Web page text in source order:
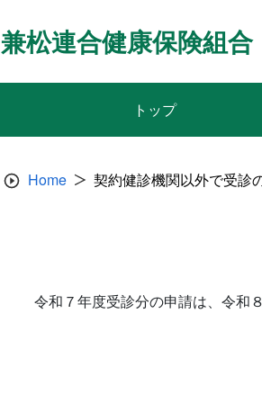
兼松連合健康保険組合
トップ
Home 契約健診機関以外で受診
令和７年度受診分の